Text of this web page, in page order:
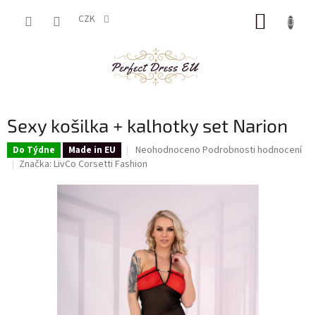
CZK
Sexy košilka + kalhotky set Narion
Do Týdne Made in EU
Průměrné
hodnocení
je
hvězdiček.
Neohodnoceno Podrobnosti hodnocení
Značka: LivCo Corsetti Fashion